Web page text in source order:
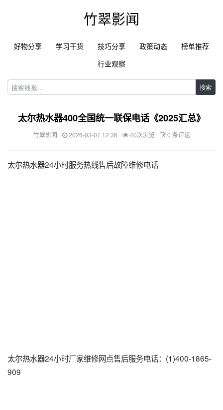
竹翠影闻
好物分享 学习干货 技巧分享 政策动态
榜单推荐
行业观察
搜索
太尔热水器400全国统一联保电话《2025汇总》
竹翠影闻 2026-03-07 12:36 40次浏览 0 条评论
太尔热水器24小时服务热线售后故障维修电话
太尔热水器24小时厂家维修网点售后服务电话：(1)400-1865-
909